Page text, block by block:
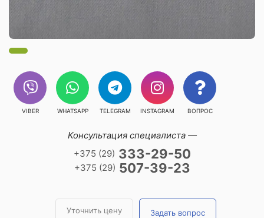
VIBER WHATSAPP TELEGRAM INSTAGRAM ВОПРОС
Консультация специалиста —
+375 (29) 333-29-50
+375 (29) 507-39-23
Уточнить цену Задать вопрос